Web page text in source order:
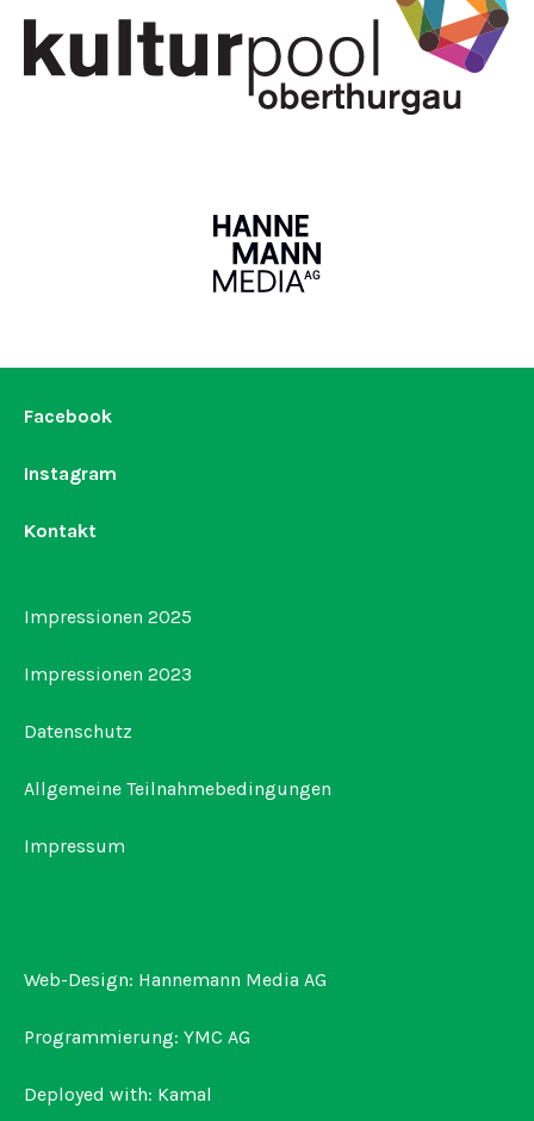
Facebook
Instagram
Kontakt
Impressionen 2025
Impressionen 2023
Datenschutz
Allgemeine Teilnahmebedingungen
Impressum
Web-Design: Hannemann Media AG
Programmierung: YMC AG
Deployed with: Kamal